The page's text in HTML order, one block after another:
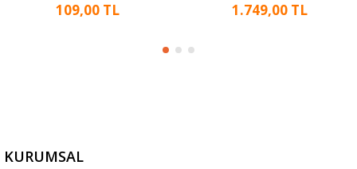
109,00 TL 1.749,00 TL
KURUMSAL